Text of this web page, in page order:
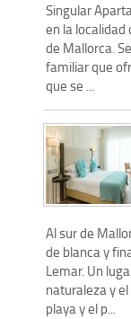
Singular
en la localidad
de Mallorca.
familiar que
que se ...
Al sur de
de blanca y
Lemar. Un
naturaleza y
playa y el p...